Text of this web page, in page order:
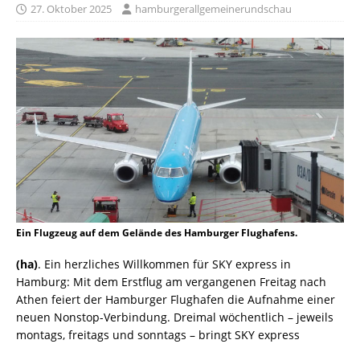
27. Oktober 2025 hamburgerallgemeinerundschau
Ein Flugzeug auf dem Gelände des Hamburger Flughafens.
(ha). Ein herzliches Willkommen für SKY express in
Hamburg: Mit dem Erstflug am vergangenen Freitag nach
Athen feiert der Hamburger Flughafen die Aufnahme einer
neuen Nonstop-Verbindung. Dreimal wöchentlich – jeweils
montags, freitags und sonntags – bringt SKY express